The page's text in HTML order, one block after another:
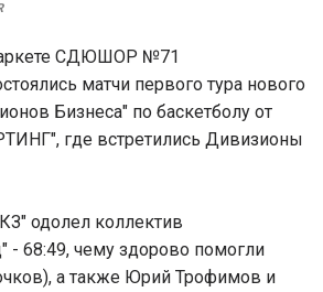
СДЮШОР №71
матчи первого тура нового
Бизнеса" по баскетболу от
где встретились Дивизионы
одолел коллектив
- 68:49, чему здорово помогли
а также Юрий Трофимов и